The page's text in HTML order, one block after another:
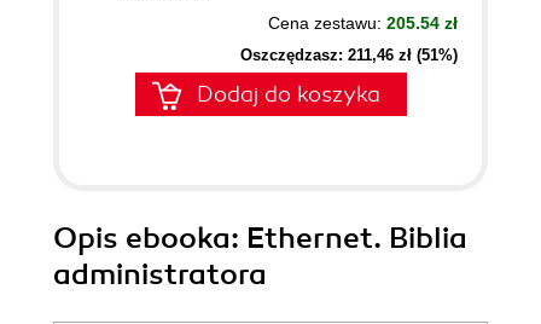
Cena zestawu: 205.54 zł
Oszczędzasz: 211,46 zł (51%)
Dodaj do koszyka
Opis ebooka: Ethernet. Biblia
administratora